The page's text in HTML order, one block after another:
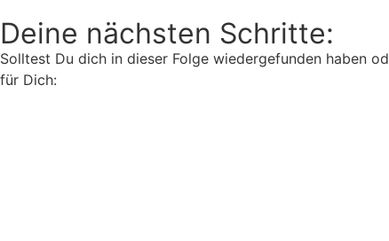
Deine nächsten Schritte:
Solltest Du dich in dieser Folge wiedergefunden haben
für Dich: